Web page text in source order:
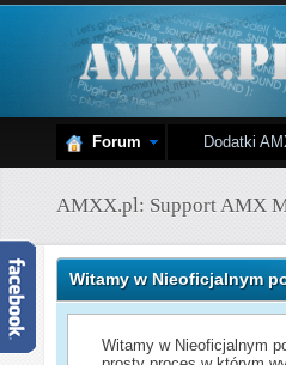
Forum Dodatki
AMXX.pl: Support AMX
Witamy w Nieoficjalnym
Witamy w Nieoficjalnym